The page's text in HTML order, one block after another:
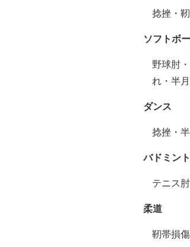
捻挫・
ソフトボ
野球肘
れ・半
ダンス
捻挫・
バドミン
テニス
柔道
靭帯損